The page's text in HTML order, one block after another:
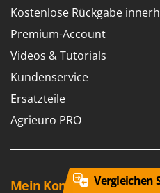
Kostenlose Rückgabe
Premium-Account
Videos & Tutorials
Kundenservice
Ersatzteile
Agrieuro PRO
Mein Konto Vergleichen